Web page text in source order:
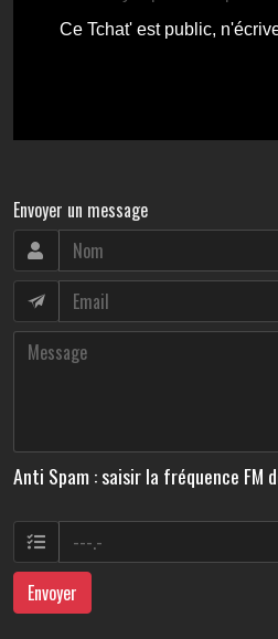
Envoyer un message
Anti Spam : saisir la fréquence FM
Envoyer